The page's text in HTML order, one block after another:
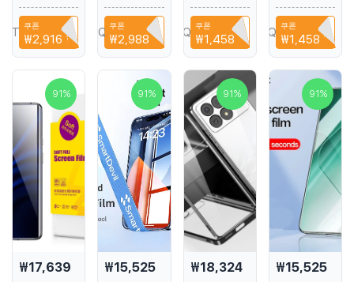
striped
platform
sexy
dancer
shoes 8
Roman
heeled
summer
sandals
쿠폰
₩2,916 할인
Tempered
Glass
2023
Xiaomi Mi
Pad 6 Pro
Tablet
Protective
Film 11in
Xiaomi Mi
Pad 6
Protector
쿠폰
₩2,988 할인
N2AQEDC511KN
iQOO 13
HD Matte
Film from
Tempered
Glass for
Privacy
Fingerprint
Protection
Full
Coverage
쿠폰
₩1,458 할인
CYPQ3XAVLEH8
F5 Pro
Xiaomi 13
Protective
Screen
Film Full
Coverage
Transparent
Fingerprint
Protection
with
Installation
쿠폰
₩1,458 할인
CYPQ3XAVLEH8
91%
₩17,639
91%
₩15,525
91%
₩18,324
91%
₩15,525